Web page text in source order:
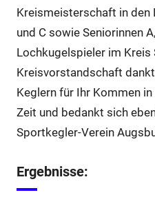
Kreismeisterschaft in den
und C sowie Seniorinnen
Lochkugelspieler im Kreis
Kreisvorstandschaft
Keglern für Ihr Kommen
Zeit und bedankt sich
Sportkegler-Verein
Ergebnisse: